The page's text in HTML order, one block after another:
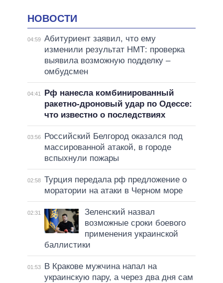
НОВОСТИ
04:59 Абитуриент заявил, что ему
изменили результат НМТ: проверка
выявила возможную подделку –
омбудсмен
04:41
Рф нанесла комбинированный
ракетно-дроновый удар по Одессе:
что известно о последствиях
03:56
Российский Белгород оказался под
массированной атакой, в городе
вспыхнули пожары
02:58 Турция передала рф предложение о
моратории на атаки в Черном море
02:31
Зеленский назвал
возможные сроки боевого
применения украинской
баллистики
01:53
В Кракове мужчина напал на
украинскую пару, а через два дня сам